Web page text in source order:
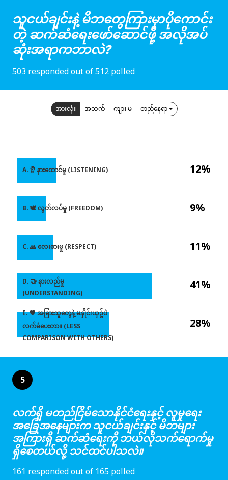
သူငယ်ချင်းနဲ့ မိဘတွေကြားမှာပိုကောင်း
တဲ့ ဆက်ဆံရေးဖော်ဆောင်ဖို့ အလိုအပ်
ဆုံးအရာကဘာလဲ?
503 responded out of 512 polled
အားလုံး အသက် ကျား မ တည်နေရာ
12%
9%
11%
41%
28%
A. 👂 နားထောင်မှု (LISTENING)
B. 🕊️ လွတ်လပ်မှု (FREEDOM)
C. 🙏 လေးစားမှု (RESPECT)
D. 🤝 နားလည်မှု
(UNDERSTANDING)
E. 🧡 အခြားသူတွေနဲ့ မနှိုင်းယှဥ်ပဲ
လက်ခံပေးတာ။ (LESS
COMPARISON WITH OTHERS)
5
လက်ရှိ မတည်ငြိမ်သောနိုင်ငံရေးနှင့် လူမှုရေး
အခြေအနေများက သူငယ်ချင်းနှင့် မိဘများ
အကြားရှိ ဆက်ဆံရေးကို ဘယ်လိုသက်ရောက်မှု
ရှိစေတယ်လို့ သင်ထင်ပါသလဲ။
161 responded out of 165 polled